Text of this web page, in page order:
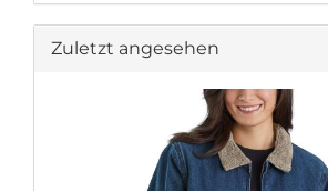
Zuletzt angesehen